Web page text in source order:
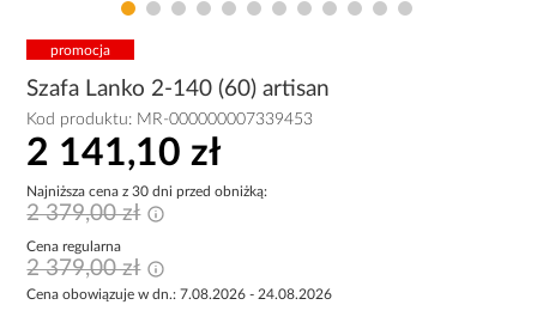
promocja
Szafa Lanko 2-140 (60) artisan
Kod produktu: MR-000000007339453
2 141,10 zł
Najniższa cena z 30 dni przed obniżką:
2 379,00 zł
Cena regularna
2 379,00 zł
Cena obowiązuje w dn.: 7.08.2026 - 24.08.2026